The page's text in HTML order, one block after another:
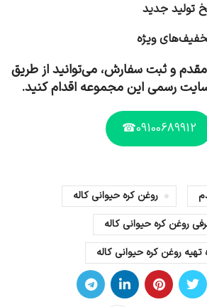
تولید جدید
ویژه
و ثبت سفارش، می‌توانید از طریق
رسمی این مجموعه اقدام کنید.
09100689912☎
روغن کره حیوانی کاله
روغن کره حیوانی کاله
تهیه روغن کره حیوانی کاله